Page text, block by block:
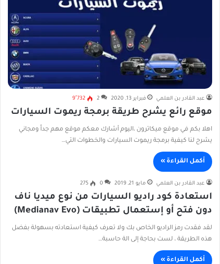
عبد القادر بن العلمي فبراير 13, 2020 2 9٬732
موقع رائع يشرح طريقة برمجة ريموت السيارات
اهلا بكم في موقع ميكاترون ،اليوم أشارك معكم موقع مهم جداً ومجاني
يشرح لنا كيفية برمجة ريموت السيارات والخطوات التي…
أكمل القراءة »
عبد القادر بن العلمي مايو 21, 2019 0
275
استعادة كود راديو السيارات من نوع ميديا ناف
دون فتح أو إستعمال تطبيقات (Medianav Evo)
لقد فقدت رمز الراديو الخاص بك ولا تعرف كيفية استعادته بسهولة بفضل
هذه الطريقة ، لست بحاجة إلى الة حاسبة…
أكمل القراءة »